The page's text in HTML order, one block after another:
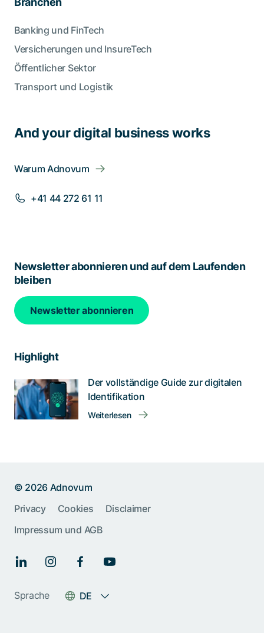
And your digital business works
Warum Adnovum
+41 44 272 61 11
Banking und FinTech
Versicherungen und InsureTech
Öffentlicher Sektor
Transport und Logistik
Newsletter abonnieren und auf dem Laufenden
bleiben
Newsletter abonnieren
Highlight
Der vollständige Guide zur digitalen
Identifikation
Weiterlesen
© 2026 Adnovum
Privacy
Cookies
Disclaimer
Impressum und AGB
Sprache DE